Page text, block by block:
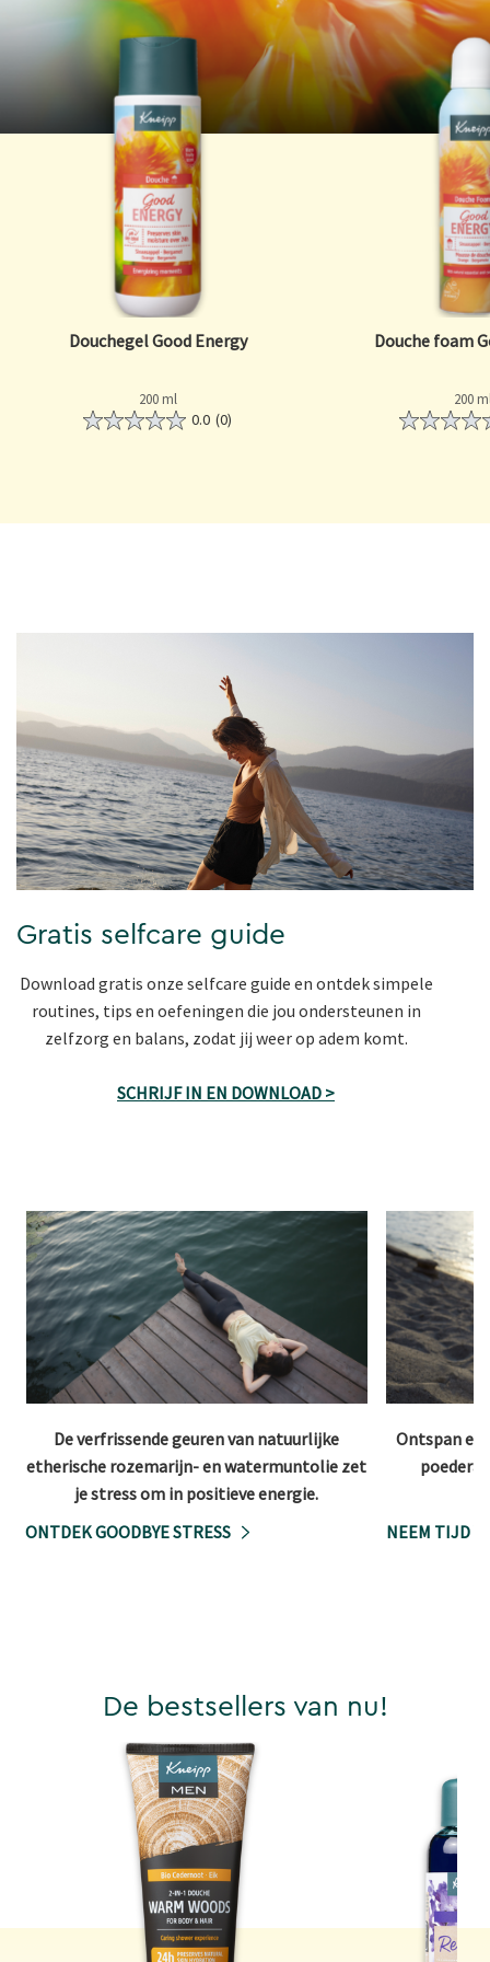
Douchegel Good Energy
200 ml
0.0 (0)
Douche foam
200
Gratis selfcare guide
Download gratis onze selfcare guide en ontdek simpele
routines, tips en oefeningen die jou ondersteunen in
zelfzorg en balans, zodat jij weer op adem komt.
SCHRIJF IN EN DOWNLOAD >
De verfrissende geuren van natuurlijke
etherische rozemarijn- en watermuntolie zet
je stress om in positieve energie.
ONTDEK GOODBYE STRESS
Ontspan en
NEEM TIJD
De bestsellers van nu!